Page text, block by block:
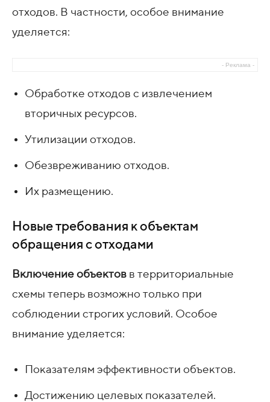
отходов. В частности, особое внимание
уделяется:
- Реклама -
Обработке отходов с извлечением
вторичных ресурсов.
Утилизации отходов.
Обезвреживанию отходов.
Их размещению.
Новые требования к объектам
обращения с отходами
Включение объектов в территориальные
схемы теперь возможно только при
соблюдении строгих условий. Особое
внимание уделяется:
Показателям эффективности объектов.
Достижению целевых показателей.